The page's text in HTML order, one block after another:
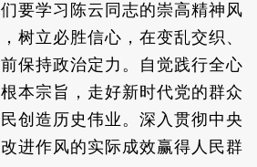
要学习陈云同志的崇高精神风
树立必胜信心，在变乱交织、
保持政治定力。自觉践行全心
本宗旨，走好新时代党的群众
创造历史伟业。深入贯彻中央
进作风的实际成效赢得人民群